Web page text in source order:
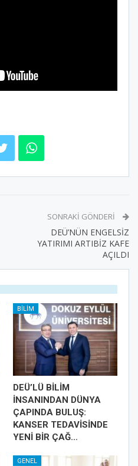
SONRAKI GÖNDERI
DEÜ’NÜN ENGELSİZ
YATIRIMI ARTIBİZ KAFE
AÇILDI
BILIM
DEÜ’LÜ BİLİM
İNSANINDAN DÜNYA
ÇAPINDA BULUŞ:
KANSER TEDAVİSİNDE
YENİ BİR ÇAĞ…
GENEL